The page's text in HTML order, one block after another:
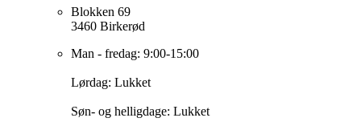
Blokken 69
3460 Birkerød
Man - fredag: 9:00-15:00
Lørdag: Lukket
Søn- og helligdage: Lukket